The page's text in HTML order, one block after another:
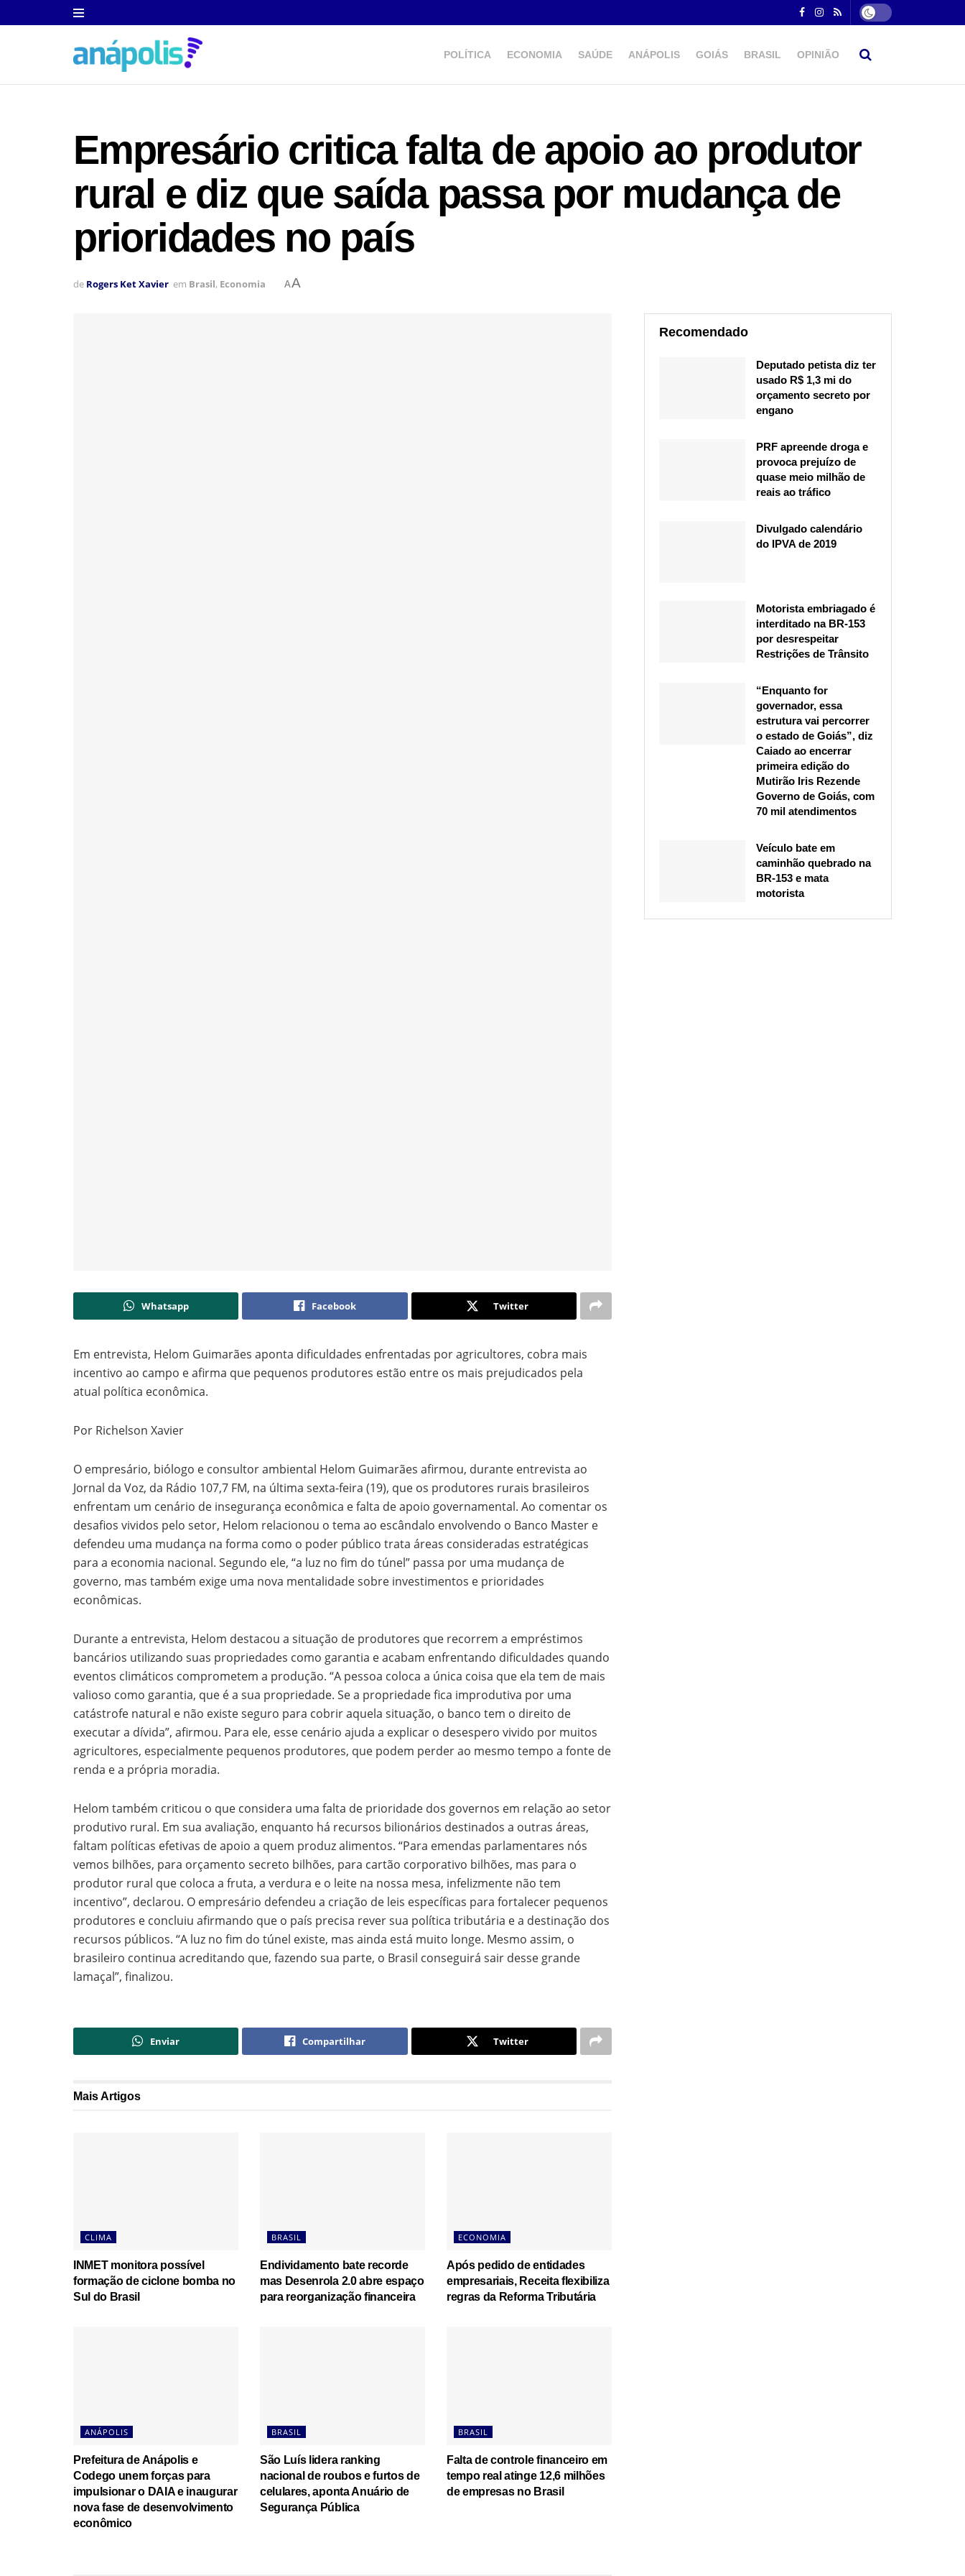
POLÍTICA ECONOMIA SAÚDE ANÁPOLIS GOIÁS BRASIL OPINIÃO
Empresário critica falta de apoio ao produtor
rural e diz que saída passa por mudança de
prioridades no país
de Rogers Ket Xavier em Brasil, Economia AA
Whatsapp Facebook Twitter
Em entrevista, Helom Guimarães aponta dificuldades enfrentadas por agricultores, cobra mais
incentivo ao campo e afirma que pequenos produtores estão entre os mais prejudicados pela
atual política econômica.
Por Richelson Xavier
O empresário, biólogo e consultor ambiental Helom Guimarães afirmou, durante entrevista ao
Jornal da Voz, da Rádio 107,7 FM, na última sexta-feira (19), que os produtores rurais brasileiros
enfrentam um cenário de insegurança econômica e falta de apoio governamental. Ao comentar os
desafios vividos pelo setor, Helom relacionou o tema ao escândalo envolvendo o Banco Master e
defendeu uma mudança na forma como o poder público trata áreas consideradas estratégicas
para a economia nacional. Segundo ele, “a luz no fim do túnel” passa por uma mudança de
governo, mas também exige uma nova mentalidade sobre investimentos e prioridades
econômicas.
Durante a entrevista, Helom destacou a situação de produtores que recorrem a empréstimos
bancários utilizando suas propriedades como garantia e acabam enfrentando dificuldades quando
eventos climáticos comprometem a produção. “A pessoa coloca a única coisa que ela tem de mais
valioso como garantia, que é a sua propriedade. Se a propriedade fica improdutiva por uma
catástrofe natural e não existe seguro para cobrir aquela situação, o banco tem o direito de
executar a dívida”, afirmou. Para ele, esse cenário ajuda a explicar o desespero vivido por muitos
agricultores, especialmente pequenos produtores, que podem perder ao mesmo tempo a fonte de
renda e a própria moradia.
Helom também criticou o que considera uma falta de prioridade dos governos em relação ao setor
produtivo rural. Em sua avaliação, enquanto há recursos bilionários destinados a outras áreas,
faltam políticas efetivas de apoio a quem produz alimentos. “Para emendas parlamentares nós
vemos bilhões, para orçamento secreto bilhões, para cartão corporativo bilhões, mas para o
produtor rural que coloca a fruta, a verdura e o leite na nossa mesa, infelizmente não tem
incentivo”, declarou. O empresário defendeu a criação de leis específicas para fortalecer pequenos
produtores e concluiu afirmando que o país precisa rever sua política tributária e a destinação dos
recursos públicos. “A luz no fim do túnel existe, mas ainda está muito longe. Mesmo assim, o
brasileiro continua acreditando que, fazendo sua parte, o Brasil conseguirá sair desse grande
lamaçal”, finalizou.
Enviar Compartilhar Twitter
MaisArtigos
CLIMA
INMET monitora possível
formação de ciclone bomba no
Sul do Brasil
BRASIL
Endividamento bate recorde
mas Desenrola 2.0 abre espaço
para reorganização financeira
ECONOMIA
Após pedido de entidades
empresariais, Receita flexibiliza
regras da Reforma Tributária
ANÁPOLIS
Prefeitura de Anápolis e
Codego unem forças para
impulsionar o DAIA e inaugurar
nova fase de desenvolvimento
econômico
BRASIL
São Luís lidera ranking
nacional de roubos e furtos de
celulares, aponta Anuário de
Segurança Pública
BRASIL
Falta de controle financeiro em
tempo real atinge 12,6 milhões
de empresas no Brasil
Recomendado
Deputado petista diz ter
usado R$ 1,3 mi do
orçamento secreto por
engano
PRF apreende droga e
provoca prejuízo de
quase meio milhão de
reais ao tráfico
Divulgado calendário
do IPVA de 2019
Motorista embriagado é
interditado na BR-153
por desrespeitar
Restrições de Trânsito
“Enquanto for
governador, essa
estrutura vai percorrer
o estado de Goiás”, diz
Caiado ao encerrar
primeira edição do
Mutirão Iris Rezende
Governo de Goiás, com
70 mil atendimentos
Veículo bate em
caminhão quebrado na
BR-153 e mata
motorista